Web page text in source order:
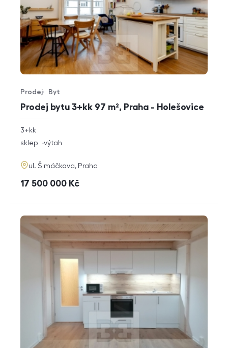
Prodej bytu 3+kk 97 m², Praha - Holešovice
Typ nabídky
Prodej
Typ nemovitosti
Byt
rozměry
dispozice
3+kk
funkce
sklep výtah
adresa
ul. Šimáčkova, Praha
cena
17 500 000 Kč